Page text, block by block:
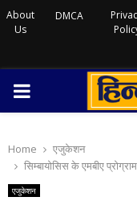
About
Us
DMCA
PRIMARY
Home
एजुकेशन
सिम्बायोसिस के एमबीए
एजुकेशन